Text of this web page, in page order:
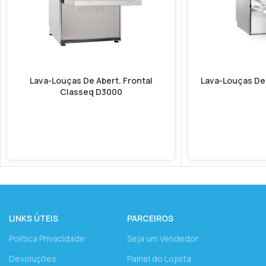
Lava-Louças De Abert. Frontal
Classeq D3000
Lava-Louças
LINKS ÚTEIS
Política Privacidade
Devoluções
PARCEIROS
Seja um Vendedor
Painel do Lojista